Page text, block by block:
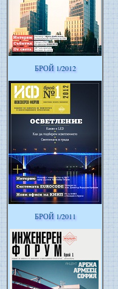
БРОЙ 1/2012
БРОЙ 1/2011